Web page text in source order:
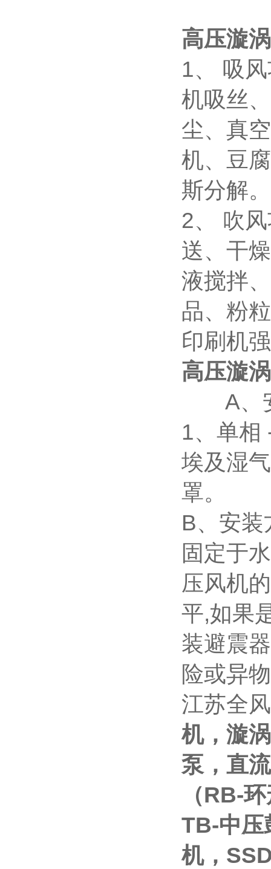
高压漩
1、 吸
机吸丝
尘、真
机、豆
斯分解。
2、 吹
送、干
液搅拌
品、粉
印刷机
高压漩
A、安
1、单
埃及湿
罩。
B、安
固定于
压风机
平,如果
装避震
险或异
江苏全
机，漩
泵，直
（RB-
TB-中压
机，